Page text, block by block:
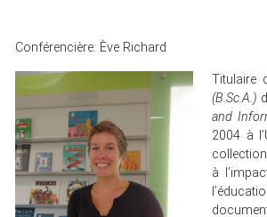
Conférencière: Ève Richard
Titulaire
(B.Sc.A.)
and
2004 à
à